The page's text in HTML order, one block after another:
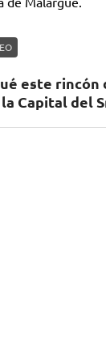
este rincón
la Capital del